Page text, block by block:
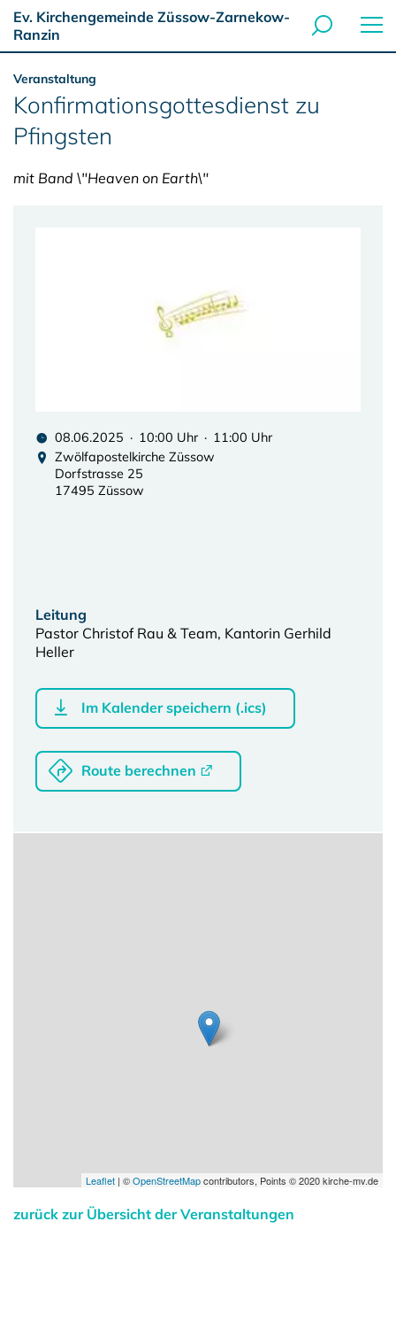
Ev. Kirchengemeinde Züssow-Zarnekow-
Ranzin
Veranstaltung
Konfirmationsgottesdienst zu
Pfingsten
mit Band \"Heaven on Earth\"
08.06.2025 · 10:00 Uhr · 11:00 Uhr
Zwölfapostelkirche Züssow
Dorfstrasse 25
17495 Züssow
Leitung
Pastor Christof Rau & Team, Kantorin Gerhild
Heller
Im Kalender speichern (.ics)
Route berechnen
Leaflet | ©OpenStreetMapcontributors, Points © 2020 kirche-mv.de
zurück zur Übersicht der Veranstaltungen